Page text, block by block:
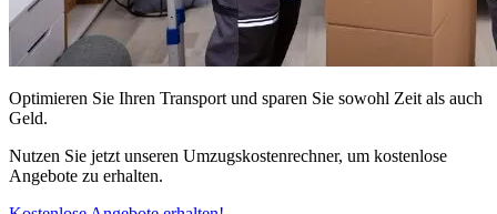
Optimieren Sie Ihren Transport und sparen Sie sowohl Zeit als auch
Geld.
Nutzen Sie jetzt unseren Umzugskostenrechner, um kostenlose
Angebote zu erhalten.